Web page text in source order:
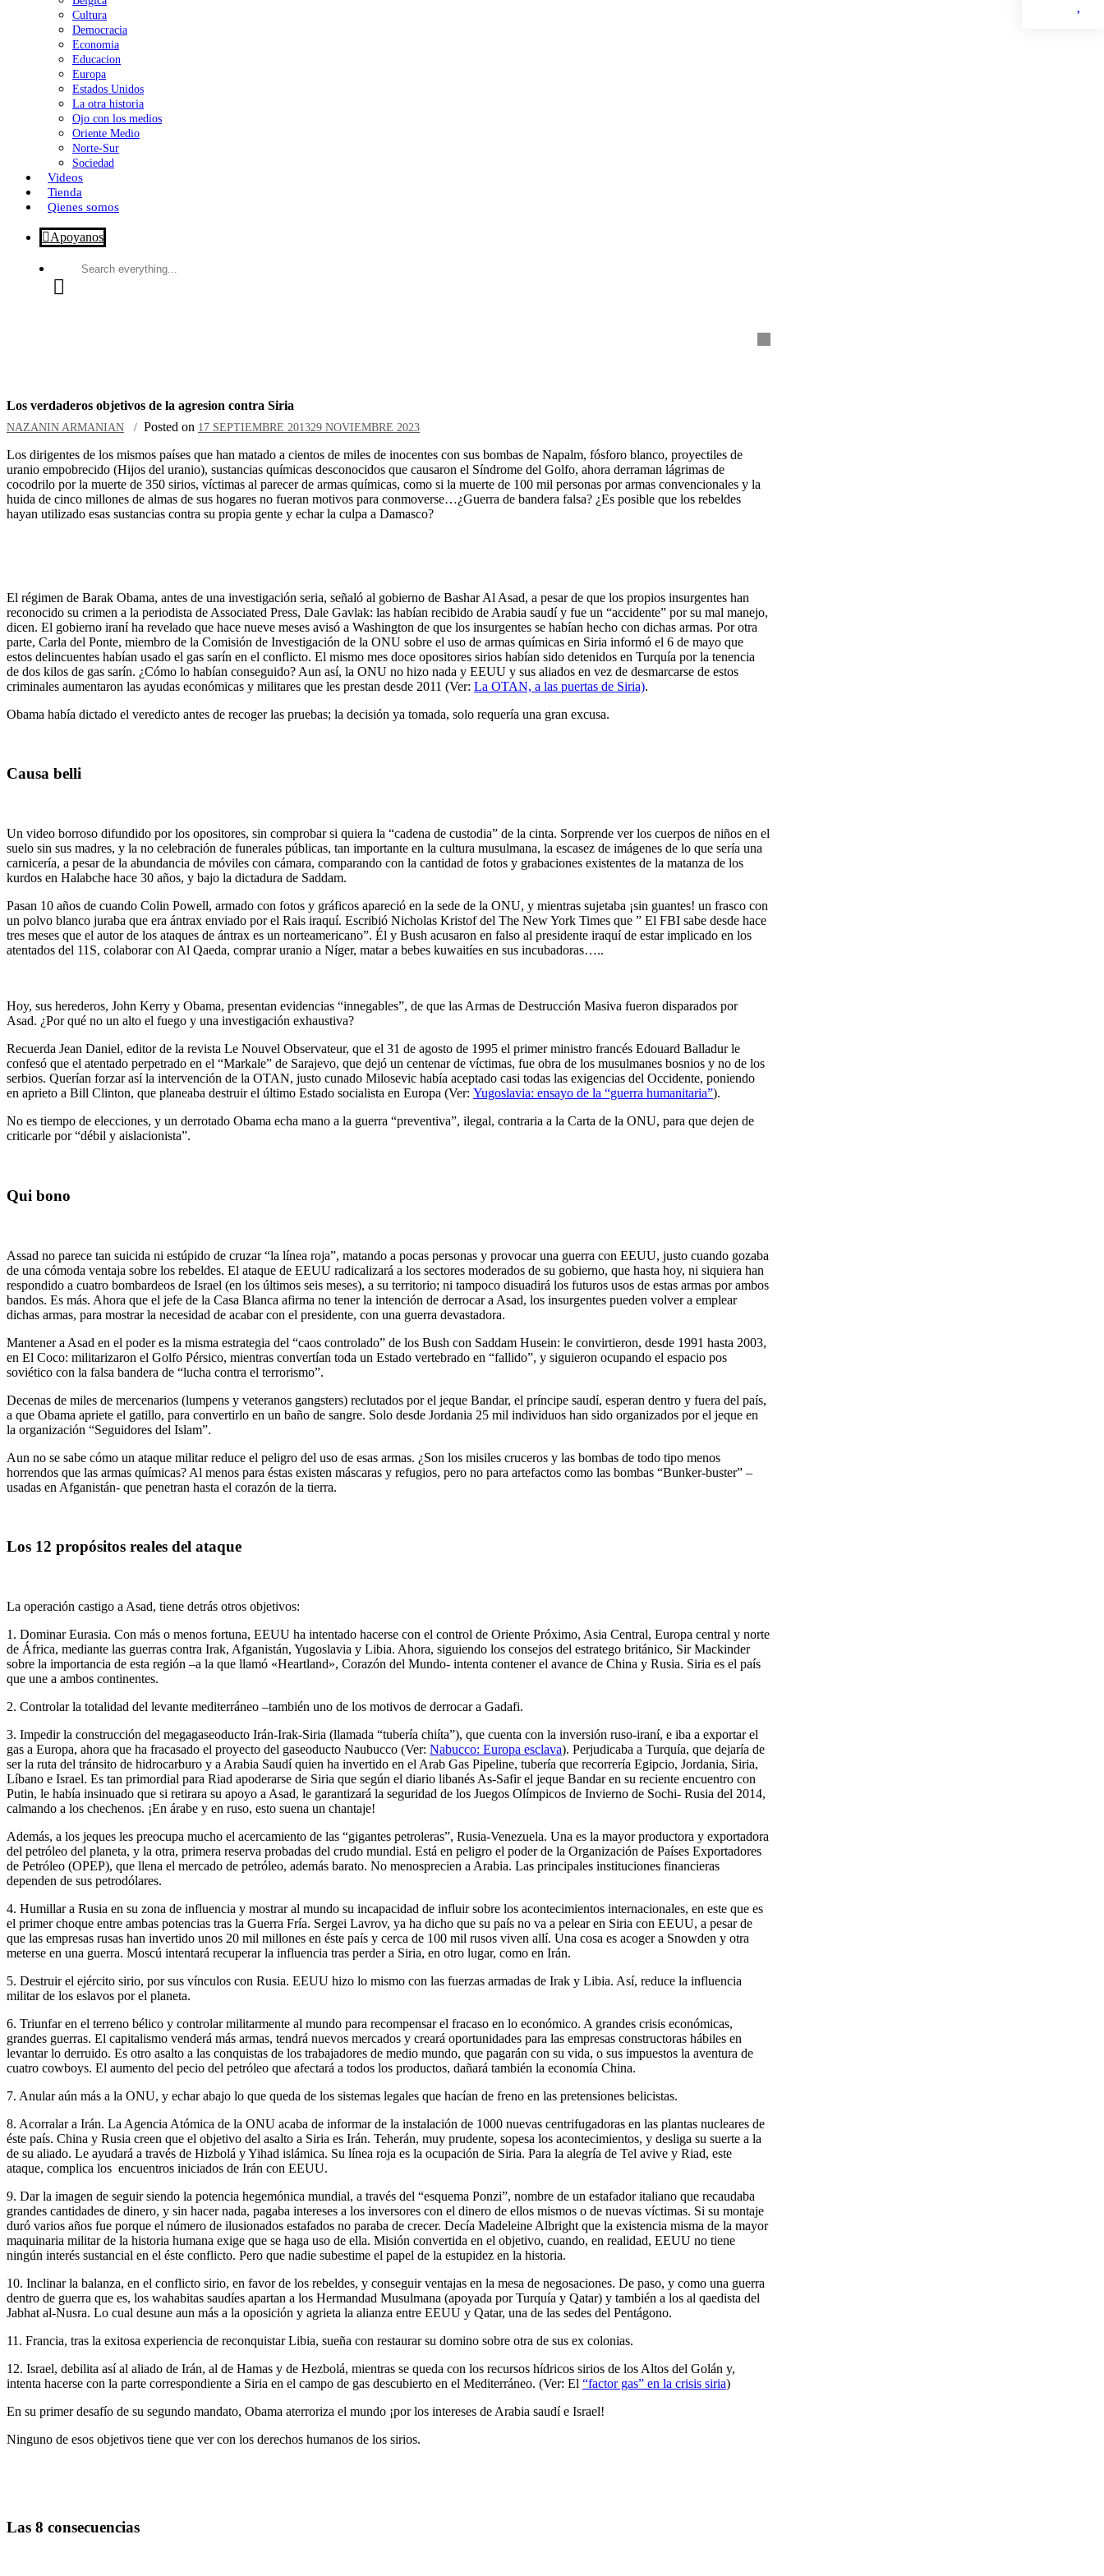
Cultura
Democracia
Economia
Educacion
Europa
Estados Unidos
La otra historia
Ojo con los medios
Oriente Medio
Norte-Sur
Sociedad
Videos
Tienda
Qienes somos
Apoyanos
Search
Los verdaderos objetivos de la agresion contra Siria
NAZANIN ARMANIAN Posted on 17 SEPTIEMBRE 201329 NOVIEMBRE 2023
Los dirigentes de los mismos países que han matado a cientos de miles de inocentes con sus bombas de Napalm, fósforo blanco, proyectiles de
uranio empobrecido (Hijos del uranio), sustancias químicas desconocidos que causaron el Síndrome del Golfo, ahora derraman lágrimas de
cocodrilo por la muerte de 350 sirios, víctimas al parecer de armas químicas, como si la muerte de 100 mil personas por armas convencionales y la
huida de cinco millones de almas de sus hogares no fueran motivos para conmoverse…¿Guerra de bandera falsa? ¿Es posible que los rebeldes
hayan utilizado esas sustancias contra su propia gente y echar la culpa a Damasco?
El régimen de Barak Obama, antes de una investigación seria, señaló al gobierno de Bashar Al Asad, a pesar de que los propios insurgentes han
reconocido su crimen a la periodista de Associated Press, Dale Gavlak: las habían recibido de Arabia saudí y fue un “accidente” por su mal manejo,
dicen. El gobierno iraní ha revelado que hace nueve meses avisó a Washington de que los insurgentes se habían hecho con dichas armas. Por otra
parte, Carla del Ponte, miembro de la Comisión de Investigación de la ONU sobre el uso de armas químicas en Siria informó el 6 de mayo que
estos delincuentes habían usado el gas sarín en el conflicto. El mismo mes doce opositores sirios habían sido detenidos en Turquía por la tenencia
de dos kilos de gas sarín. ¿Cómo lo habían conseguido? Aun así, la ONU no hizo nada y EEUU y sus aliados en vez de desmarcarse de estos
criminales aumentaron las ayudas económicas y militares que les prestan desde 2011 (Ver: La OTAN, a las puertas de Siria).
Obama había dictado el veredicto antes de recoger las pruebas; la decisión ya tomada, solo requería una gran excusa.
Causa belli
Un video borroso difundido por los opositores, sin comprobar si quiera la “cadena de custodia” de la cinta. Sorprende ver los cuerpos de niños en el
suelo sin sus madres, y la no celebración de funerales públicas, tan importante en la cultura musulmana, la escasez de imágenes de lo que sería una
carnicería, a pesar de la abundancia de móviles con cámara, comparando con la cantidad de fotos y grabaciones existentes de la matanza de los
kurdos en Halabche hace 30 años, y bajo la dictadura de Saddam.
Pasan 10 años de cuando Colin Powell, armado con fotos y gráficos apareció en la sede de la ONU, y mientras sujetaba ¡sin guantes! un frasco con
un polvo blanco juraba que era ántrax enviado por el Rais iraquí. Escribió Nicholas Kristof del The New York Times que ” El FBI sabe desde hace
tres meses que el autor de los ataques de ántrax es un norteamericano”. Él y Bush acusaron en falso al presidente iraquí de estar implicado en los
atentados del 11S, colaborar con Al Qaeda, comprar uranio a Níger, matar a bebes kuwaitíes en sus incubadoras…..
Hoy, sus herederos, John Kerry y Obama, presentan evidencias “innegables”, de que las Armas de Destrucción Masiva fueron disparados por
Asad. ¿Por qué no un alto el fuego y una investigación exhaustiva?
Recuerda Jean Daniel, editor de la revista Le Nouvel Observateur, que el 31 de agosto de 1995 el primer ministro francés Edouard Balladur le
confesó que el atentado perpetrado en el “Markale” de Sarajevo, que dejó un centenar de víctimas, fue obra de los musulmanes bosnios y no de los
serbios. Querían forzar así la intervención de la OTAN, justo cunado Milosevic había aceptado casi todas las exigencias del Occidente, poniendo
en aprieto a Bill Clinton, que planeaba destruir el último Estado socialista en Europa (Ver: Yugoslavia: ensayo de la “guerra humanitaria”).
No es tiempo de elecciones, y un derrotado Obama echa mano a la guerra “preventiva”, ilegal, contraria a la Carta de la ONU, para que dejen de
criticarle por “débil y aislacionista”.
Qui bono
Assad no parece tan suicida ni estúpido de cruzar “la línea roja”, matando a pocas personas y provocar una guerra con EEUU, justo cuando gozaba
de una cómoda ventaja sobre los rebeldes. El ataque de EEUU radicalizará a los sectores moderados de su gobierno, que hasta hoy, ni siquiera han
respondido a cuatro bombardeos de Israel (en los últimos seis meses), a su territorio; ni tampoco disuadirá los futuros usos de estas armas por ambos
bandos. Es más. Ahora que el jefe de la Casa Blanca afirma no tener la intención de derrocar a Asad, los insurgentes pueden volver a emplear
dichas armas, para mostrar la necesidad de acabar con el presidente, con una guerra devastadora.
Mantener a Asad en el poder es la misma estrategia del “caos controlado” de los Bush con Saddam Husein: le convirtieron, desde 1991 hasta 2003,
en El Coco: militarizaron el Golfo Pérsico, mientras convertían toda un Estado vertebrado en “fallido”, y siguieron ocupando el espacio pos
soviético con la falsa bandera de “lucha contra el terrorismo”.
Decenas de miles de mercenarios (lumpens y veteranos gangsters) reclutados por el jeque Bandar, el príncipe saudí, esperan dentro y fuera del país,
a que Obama apriete el gatillo, para convertirlo en un baño de sangre. Solo desde Jordania 25 mil individuos han sido organizados por el jeque en
la organización “Seguidores del Islam”.
Aun no se sabe cómo un ataque militar reduce el peligro del uso de esas armas. ¿Son los misiles cruceros y las bombas de todo tipo menos
horrendos que las armas químicas? Al menos para éstas existen máscaras y refugios, pero no para artefactos como las bombas “Bunker-buster” –
usadas en Afganistán- que penetran hasta el corazón de la tierra.
Los 12 propósitos reales del ataque
La operación castigo a Asad, tiene detrás otros objetivos:
1. Dominar Eurasia. Con más o menos fortuna, EEUU ha intentado hacerse con el control de Oriente Próximo, Asia Central, Europa central y norte
de África, mediante las guerras contra Irak, Afganistán, Yugoslavia y Libia. Ahora, siguiendo los consejos del estratego británico, Sir Mackinder
sobre la importancia de esta región –a la que llamó «Heartland», Corazón del Mundo- intenta contener el avance de China y Rusia. Siria es el país
que une a ambos continentes.
2. Controlar la totalidad del levante mediterráneo –también uno de los motivos de derrocar a Gadafi.
3. Impedir la construcción del megagaseoducto Irán-Irak-Siria (llamada “tubería chiíta”), que cuenta con la inversión ruso-iraní, e iba a exportar el
gas a Europa, ahora que ha fracasado el proyecto del gaseoducto Naubucco (Ver: Nabucco: Europa esclava). Perjudicaba a Turquía, que dejaría de
ser la ruta del tránsito de hidrocarburo y a Arabia Saudí quien ha invertido en el Arab Gas Pipeline, tubería que recorrería Egipcio, Jordania, Siria,
Líbano e Israel. Es tan primordial para Riad apoderarse de Siria que según el diario libanés As-Safir el jeque Bandar en su reciente encuentro con
Putin, le había insinuado que si retirara su apoyo a Asad, le garantizará la seguridad de los Juegos Olímpicos de Invierno de Sochi- Rusia del 2014,
calmando a los chechenos. ¡En árabe y en ruso, esto suena un chantaje!
Además, a los jeques les preocupa mucho el acercamiento de las “gigantes petroleras”, Rusia-Venezuela. Una es la mayor productora y exportadora
del petróleo del planeta, y la otra, primera reserva probadas del crudo mundial. Está en peligro el poder de la Organización de Países Exportadores
de Petróleo (OPEP), que llena el mercado de petróleo, además barato. No menosprecien a Arabia. Las principales instituciones financieras
dependen de sus petrodólares.
4. Humillar a Rusia en su zona de influencia y mostrar al mundo su incapacidad de influir sobre los acontecimientos internacionales, en este que es
el primer choque entre ambas potencias tras la Guerra Fría. Sergei Lavrov, ya ha dicho que su país no va a pelear en Siria con EEUU, a pesar de
que las empresas rusas han invertido unos 20 mil millones en éste país y cerca de 100 mil rusos viven allí. Una cosa es acoger a Snowden y otra
meterse en una guerra. Moscú intentará recuperar la influencia tras perder a Siria, en otro lugar, como en Irán.
5. Destruir el ejército sirio, por sus vínculos con Rusia. EEUU hizo lo mismo con las fuerzas armadas de Irak y Libia. Así, reduce la influencia
militar de los eslavos por el planeta.
6. Triunfar en el terreno bélico y controlar militarmente al mundo para recompensar el fracaso en lo económico. A grandes crisis económicas,
grandes guerras. El capitalismo venderá más armas, tendrá nuevos mercados y creará oportunidades para las empresas constructoras hábiles en
levantar lo derruido. Es otro asalto a las conquistas de los trabajadores de medio mundo, que pagarán con su vida, o sus impuestos la aventura de
cuatro cowboys. El aumento del pecio del petróleo que afectará a todos los productos, dañará también la economía China.
7. Anular aún más a la ONU, y echar abajo lo que queda de los sistemas legales que hacían de freno en las pretensiones belicistas.
8. Acorralar a Irán. La Agencia Atómica de la ONU acaba de informar de la instalación de 1000 nuevas centrifugadoras en las plantas nucleares de
éste país. China y Rusia creen que el objetivo del asalto a Siria es Irán. Teherán, muy prudente, sopesa los acontecimientos, y desliga su suerte a la
de su aliado. Le ayudará a través de Hizbolá y Yihad islámica. Su línea roja es la ocupación de Siria. Para la alegría de Tel avive y Riad, este
ataque, complica los encuentros iniciados de Irán con EEUU.
9. Dar la imagen de seguir siendo la potencia hegemónica mundial, a través del “esquema Ponzi”, nombre de un estafador italiano que recaudaba
grandes cantidades de dinero, y sin hacer nada, pagaba intereses a los inversores con el dinero de ellos mismos o de nuevas víctimas. Si su montaje
duró varios años fue porque el número de ilusionados estafados no paraba de crecer. Decía Madeleine Albright que la existencia misma de la mayor
maquinaria militar de la historia humana exige que se haga uso de ella. Misión convertida en el objetivo, cuando, en realidad, EEUU no tiene
ningún interés sustancial en el éste conflicto. Pero que nadie subestime el papel de la estupidez en la historia.
10. Inclinar la balanza, en el conflicto sirio, en favor de los rebeldes, y conseguir ventajas en la mesa de negosaciones. De paso, y como una guerra
dentro de guerra que es, los wahabitas saudíes apartan a los Hermandad Musulmana (apoyada por Turquía y Qatar) y también a los al qaedista del
Jabhat al-Nusra. Lo cual desune aun más a la oposición y agrieta la alianza entre EEUU y Qatar, una de las sedes del Pentágono.
11. Francia, tras la exitosa experiencia de reconquistar Libia, sueña con restaurar su domino sobre otra de sus ex colonias.
12. Israel, debilita así al aliado de Irán, al de Hamas y de Hezbolá, mientras se queda con los recursos hídricos sirios de los Altos del Golán y,
intenta hacerse con la parte correspondiente a Siria en el campo de gas descubierto en el Mediterráneo. (Ver: El “factor gas” en la crisis siria)
En su primer desafío de su segundo mandato, Obama aterroriza el mundo ¡por los intereses de Arabia saudí e Israel!
Ninguno de esos objetivos tiene que ver con los derechos humanos de los sirios.
Las 8 consecuencias